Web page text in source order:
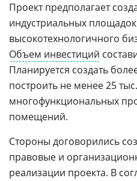
Проект предполагает
индустриальных
высокотехнологичного
Объем инвестиций
Планируется создать
построить не менее 25
многофункциональных
помещений.
Стороны договорились
правовые и
реализации проекта. В